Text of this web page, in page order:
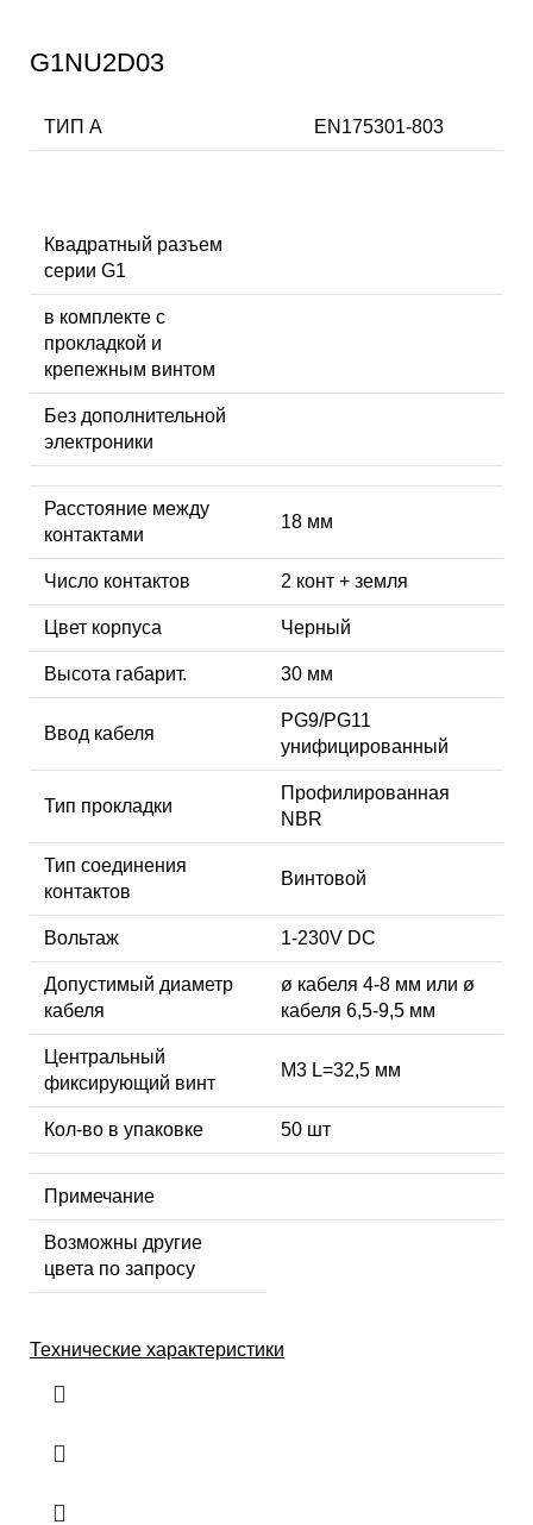
G1NU2D03
ТИП А EN175301-803
Квадратный разъем
серии G1
в комплекте с
прокладкой и
крепежным винтом
Без дополнительной
электроники
Расстояние между
контактами
18 мм
Число контактов 2 конт + земля
Цвет корпуса Черный
Высота габарит. 30 мм
Ввод кабеля
PG9/PG11
унифицированный
Тип прокладки
Профилированная
NBR
Тип соединения
контактов
Винтовой
Вольтаж 1-230V DC
Допустимый диаметр
кабеля
ø кабеля 4-8 мм или ø
кабеля 6,5-9,5 мм
Центральный
фиксирующий винт
М3 L=32,5 мм
Кол-во в упаковке 50 шт
Примечание
Возможны другие
цвета по запросу
Технические характеристики